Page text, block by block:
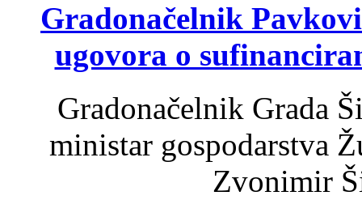
Gradonačelnik
ugovora o
Gradonačelnik Grada
ministar gospodarstva
Zvonimir